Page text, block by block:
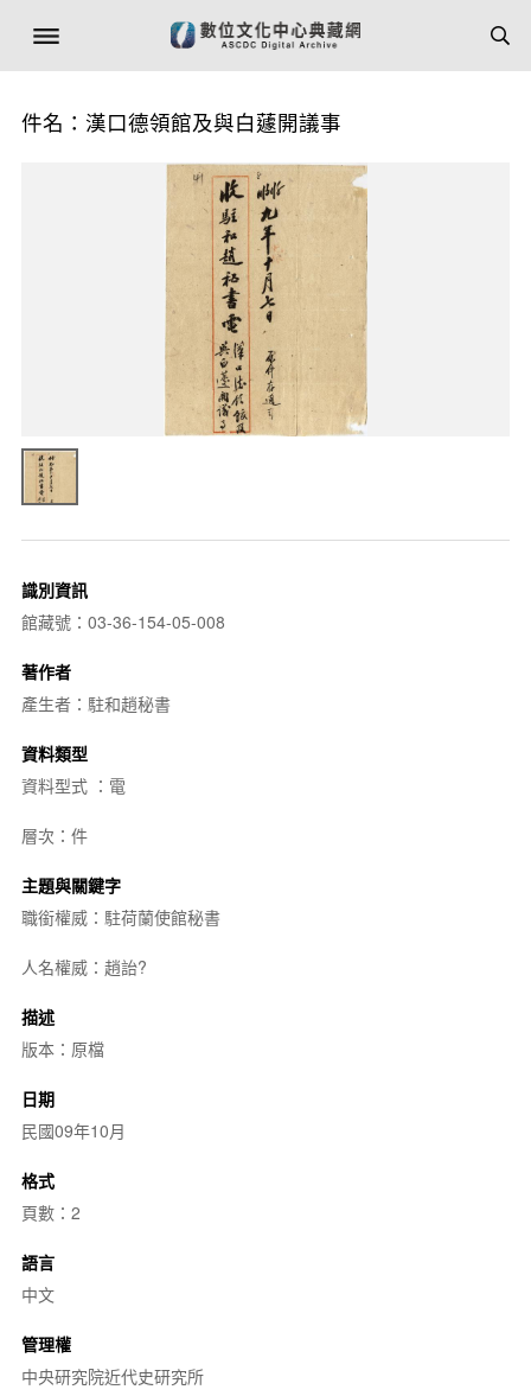
件名：漢口德領館及與白蘧開議事
識別資訊
館藏號：03-36-154-05-008
著作者
產生者：駐和趙秘書
資料類型
資料型式 ：電
層次：件
主題與關鍵字
職銜權威：駐荷蘭使館秘書
人名權威：趙詒?
描述
版本：原檔
日期
民國09年10月
格式
頁數：2
語言
中文
管理權
中央研究院近代史研究所